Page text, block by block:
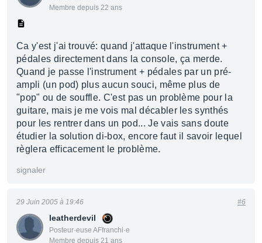
Membre depuis 22 ans
Ca y'est j'ai trouvé: quand j'attaque l'instrument +
pédales directement dans la console, ça merde.
Quand je passe l'instrument + pédales par un pré-
ampli (un pod) plus aucun souci, même plus de
"pop" ou de souffle. C'est pas un problème pour la
guitare, mais je me vois mal décabler les synthés
pour les rentrer dans un pod... Je vais sans doute
étudier la solution di-box, encore faut il savoir lequel
règlera efficacement le problème.
signaler
leatherdevil
Posteur·euse AFfranchi·e
Membre depuis 21 ans
29 Juin 2005 à 19:46 #6